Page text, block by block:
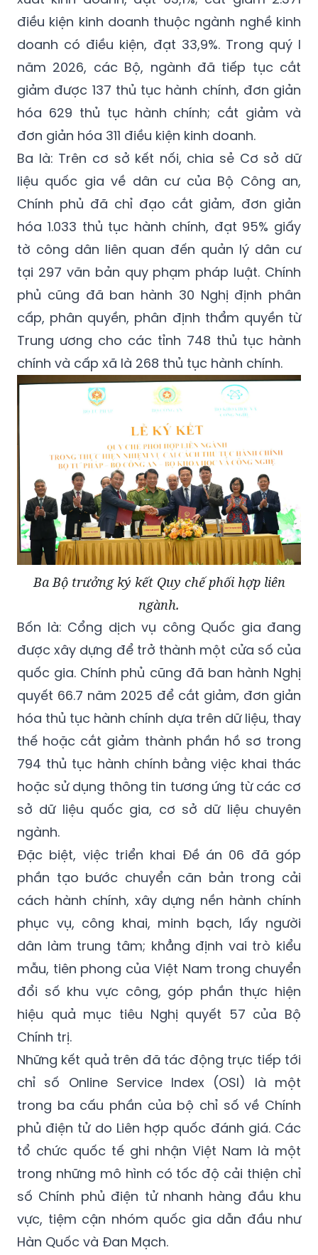
điều kiện kinh doanh thuộc ngành nghề kinh
doanh có điều kiện, đạt 33,9%. Trong quý I
năm 2026, các Bộ, ngành đã tiếp tục cắt
giảm được 137 thủ tục hành chính, đơn giản
hóa 629 thủ tục hành chính; cắt giảm và
đơn giản hóa 311 điều kiện kinh doanh.
Ba là: Trên cơ sở kết nối, chia sẻ Cơ sở dữ
liệu quốc gia về dân cư của Bộ Công an,
Chính phủ đã chỉ đạo cắt giảm, đơn giản
hóa 1.033 thủ tục hành chính, đạt 95% giấy
tờ công dân liên quan đến quản lý dân cư
tại 297 văn bản quy phạm pháp luật. Chính
phủ cũng đã ban hành 30 Nghị định phân
cấp, phân quyền, phân định thẩm quyền từ
Trung ương cho các tỉnh 748 thủ tục hành
chính và cấp xã là 268 thủ tục hành chính.
Ba Bộ trưởng ký kết Quy chế phối hợp liên
ngành.
Bốn là: Cổng dịch vụ công Quốc gia đang
được xây dựng để trở thành một cửa số của
quốc gia. Chính phủ cũng đã ban hành Nghị
quyết 66.7 năm 2025 để cắt giảm, đơn giản
hóa thủ tục hành chính dựa trên dữ liệu, thay
thế hoặc cắt giảm thành phần hồ sơ trong
794 thủ tục hành chính bằng việc khai thác
hoặc sử dụng thông tin tương ứng từ các cơ
sở dữ liệu quốc gia, cơ sở dữ liệu chuyên
ngành.
Đặc biệt, việc triển khai Đề án 06 đã góp
phần tạo bước chuyển căn bản trong cải
cách hành chính, xây dựng nền hành chính
phục vụ, công khai, minh bạch, lấy người
dân làm trung tâm; khẳng định vai trò kiểu
mẫu, tiên phong của Việt Nam trong chuyển
đổi số khu vực công, góp phần thực hiện
hiệu quả mục tiêu Nghị quyết 57 của Bộ
Chính trị.
Những kết quả trên đã tác động trực tiếp tới
chỉ số Online Service Index (OSI) là một
trong ba cấu phần của bộ chỉ số về Chính
phủ điện tử do Liên hợp quốc đánh giá. Các
tổ chức quốc tế ghi nhận Việt Nam là một
trong những mô hình có tốc độ cải thiện chỉ
số Chính phủ điện tử nhanh hàng đầu khu
vực, tiệm cận nhóm quốc gia dẫn đầu như
Hàn Quốc và Đan Mạch.